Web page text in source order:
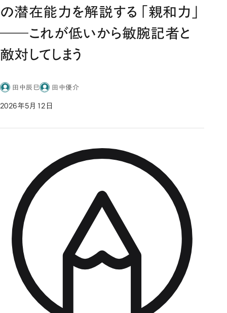
の潜在能力を解説する 「親和力」
――これが低いから敏腕記者と
敵対してしまう
田中辰巳 田中優介
2026年5月12日